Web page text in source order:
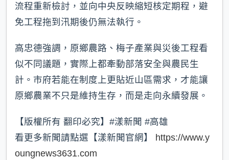
流程重新檢討，並向中央反映縮短核定期程，避
免工程拖到汛期後仍無法執行。
高忠德強調，原鄉農路、梅子產業與災後工程看
似不同議題，實際上都牽動部落安全與農民生
計。市府若能在制度上更貼近山區需求，才能讓
原鄉農業不只是維持生存，而是走向永續發展。
【版權所有 翻印必究】#漾新聞 #高雄
看更多新聞請點選【漾新聞官網】 https://www.y
oungnews3631.com